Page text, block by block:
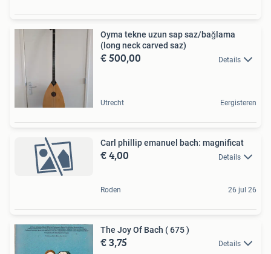
Oyma tekne uzun sap saz/bağlama
(long neck carved saz)
€ 500,00 Details
Utrecht Eergisteren
Carl phillip emanuel bach: magnificat
€ 4,00 Details
Roden 26 jul 26
The Joy Of Bach ( 675 )
€ 3,75 Details